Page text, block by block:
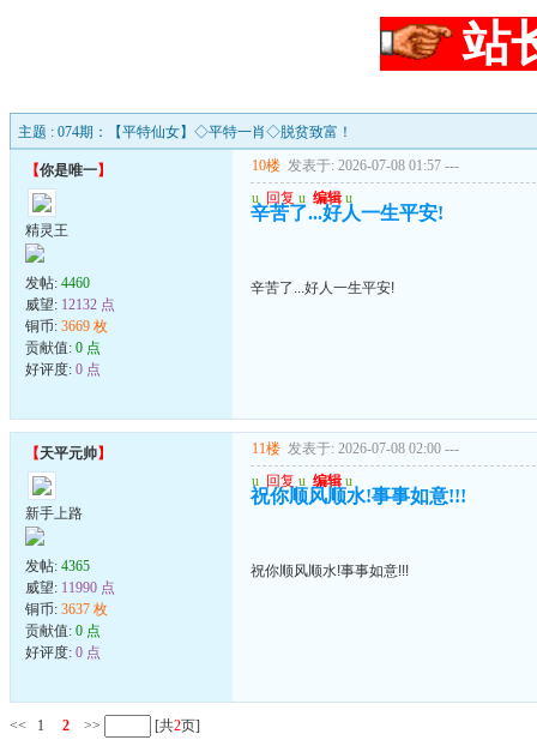
站
主题 : 074期：【平特仙女】◇平特一肖◇脱贫致富！
【你是唯一】
精灵王
发帖: 4460
威望: 12132 点
铜币: 3669 枚
贡献值: 0 点
好评度: 0 点
10楼 发表于: 2026-07-08 01:57 ---
u 回复 u 编辑 u
辛苦了...好人一生平安!
辛苦了...好人一生平安!
【天平元帅】
新手上路
发帖: 4365
威望: 11990 点
铜币: 3637 枚
贡献值: 0 点
好评度: 0 点
11楼 发表于: 2026-07-08 02:00 ---
u 回复 u 编辑 u
祝你顺风顺水!事事如意!!!
祝你顺风顺水!事事如意!!!
<< 1 2 >> [共2页]